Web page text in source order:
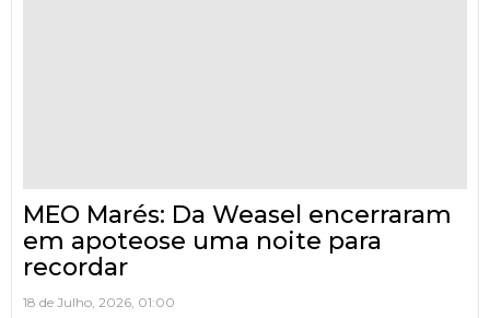
MEO Marés: Da Weasel encerraram
em apoteose uma noite para
recordar
18 de Julho, 2026, 01:00